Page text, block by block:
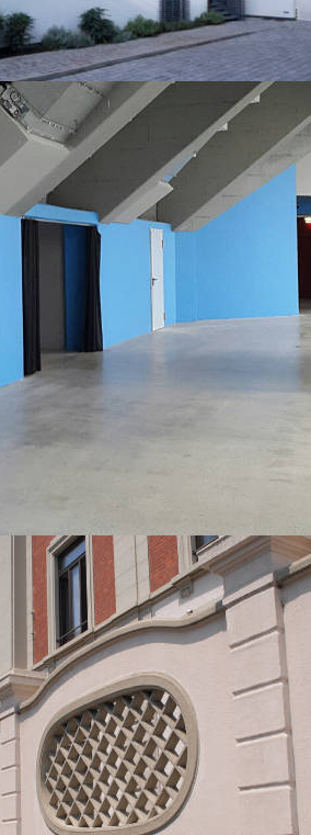
FORUM ASSAGO
Aziende | Hotel
ZOOM
DI BELLE ARTI – MILANO
Aziende | Hotel
ZOOM VIEW